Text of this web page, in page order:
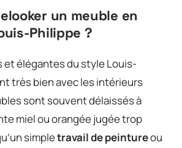
un meuble en
Philippe ?
et élégantes du style Louis-
très bien avec les intérieurs
sont souvent délaissés à
miel ou orangée jugée trop
simpletravail de peintureou